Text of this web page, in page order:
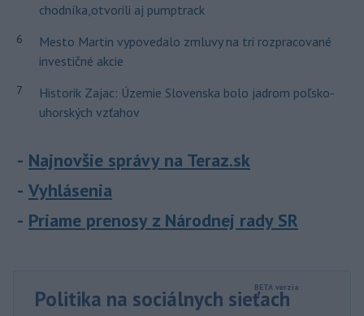
chodníka,otvorili aj pumptrack
6
Mesto Martin vypovedalo zmluvy na tri rozpracované
investičné akcie
7
Historik Zajac: Územie Slovenska bolo jadrom poľsko-
uhorských vzťahov
Najnovšie správy na Teraz.sk
Vyhlásenia
Priame prenosy z Národnej rady SR
Politika na sociálnych sieťach